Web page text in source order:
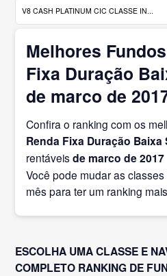
V8 CASH PLATINUM CIC CLASSE IN...
Melhores
Fixa Duração
de marco de
Confira o ranking com os
Renda Fixa Duração Baixa
rentáveisde marco de 2017
Você pode mudar as
mês para ter um ranking
ESCOLHA UMA CLASSE E
COMPLETO RANKING DE